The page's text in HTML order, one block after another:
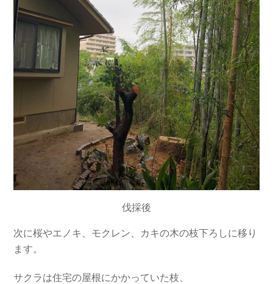
伐採後
次に桜やエノキ、モクレン、カキの木の枝下ろしに移り
ます。
サクラは住宅の屋根にかかっていた枝、